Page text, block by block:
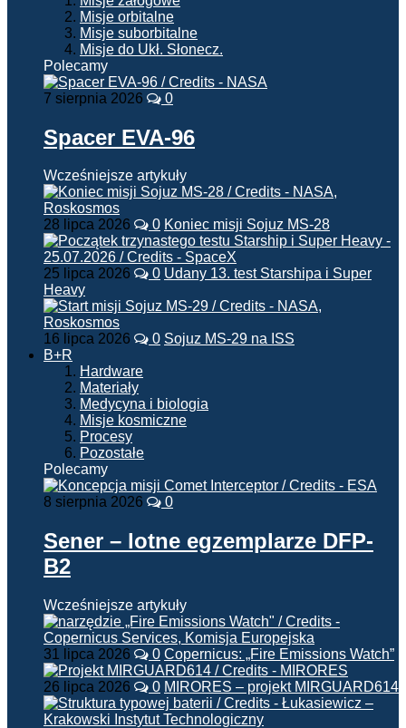
Misje orbitalne
Misje suborbitalne
Misje do Ukł. Słonecz.
Polecamy
7 sierpnia 2026 0
Spacer EVA-96
Wcześniejsze artykuły
28 lipca 2026 0 Koniec misji Sojuz MS-28
25 lipca 2026 0 Udany 13. test Starshipa i Super
Heavy
16 lipca 2026 0 Sojuz MS-29 na ISS
B+R
Hardware
Materiały
Medycyna i biologia
Misje kosmiczne
Procesy
Pozostałe
Polecamy
8 sierpnia 2026 0
Sener – lotne egzemplarze DFP-
B2
Wcześniejsze artykuły
31 lipca 2026 0 Copernicus: „Fire Emissions Watch”
26 lipca 2026 0 MIRORES – projekt MIRGUARD614